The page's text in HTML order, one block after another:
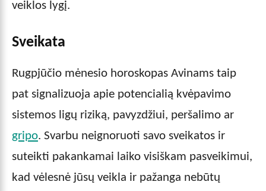
veiklos lygį.
Sveikata
Rugpjūčio mėnesio horoskopas Avinams taip
pat signalizuoja apie potencialią kvėpavimo
sistemos ligų riziką, pavyzdžiui, peršalimo ar
gripo. Svarbu neignoruoti savo sveikatos ir
suteikti pakankamai laiko visiškam pasveikimui,
kad vėlesnė jūsų veikla ir pažanga nebūtų